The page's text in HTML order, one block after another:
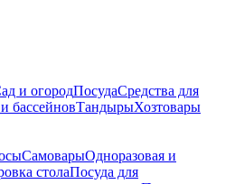
и огородПосудаСредства для
бассейновТандырыХозтовары
СамоварыОдноразовая и
столаПосуда для